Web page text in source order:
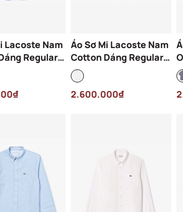
Lacoste Nam
Regular
001 Màu
Áo Sơ Mi Lacoste Nam
Cotton Dáng Regular
CH8528-00-001 Màu
Trắng
2.600.000₫